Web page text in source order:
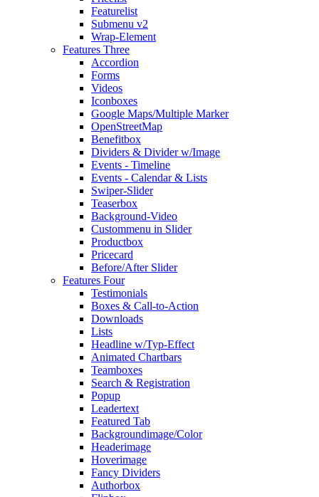
Featurelist
Submenu v2
Wrap-Element
Features Three
Accordion
Forms
Videos
Iconboxes
Google Maps/Multiple Marker
OpenStreetMap
Benefitbox
Dividers & Divider w/Image
Events - Timeline
Events - Calendar & Lists
Swiper-Slider
Teaserbox
Background-Video
Custommenu in Slider
Productbox
Pricecard
Before/After Slider
Features Four
Testimonials
Boxes & Call-to-Action
Downloads
Lists
Headline w/Typ-Effect
Animated Chartbars
Teamboxes
Search & Registration
Popup
Leadertext
Featured Tab
Backgroundimage/Color
Headerimage
Hoverimage
Fancy Dividers
Authorbox